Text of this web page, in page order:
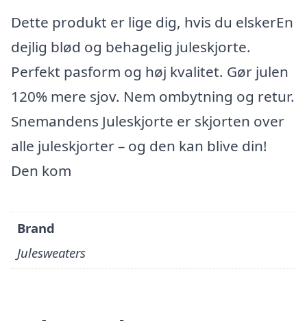
Dette produkt er lige dig, hvis du elskerEn
dejlig blød og behagelig juleskjorte.
Perfekt pasform og høj kvalitet. Gør julen
120% mere sjov. Nem ombytning og retur.
Snemandens Juleskjorte er skjorten over
alle juleskjorter – og den kan blive din!
Den kom
Brand
Julesweaters